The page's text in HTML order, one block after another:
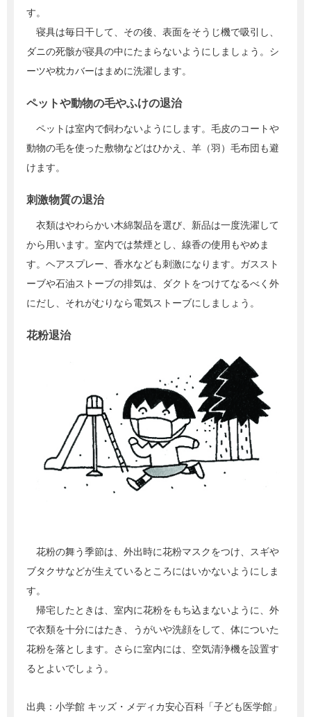
す。
寝具は毎日干して、その後、表面をそうじ機で吸引し、
ダニの死骸が寝具の中にたまらないようにしましょう。シ
ーツや枕カバーはまめに洗濯します。
ペットや動物の毛やふけの退治
ペットは室内で飼わないようにします。毛皮のコートや
動物の毛を使った敷物などはひかえ、羊（羽）毛布団も避
けます。
刺激物質の退治
衣類はやわらかい木綿製品を選び、新品は一度洗濯して
から用います。室内では禁煙とし、線香の使用もやめま
す。ヘアスプレー、香水なども刺激になります。ガススト
ーブや石油ストーブの排気は、ダクトをつけてなるべく外
にだし、それがむりなら電気ストーブにしましょう。
花粉退治
花粉の舞う季節は、外出時に花粉マスクをつけ、スギや
ブタクサなどが生えているところにはいかないようにしま
す。
帰宅したときは、室内に花粉をもち込まないように、外
で衣類を十分にはたき、うがいや洗顔をして、体についた
花粉を落とします。さらに室内には、空気清浄機を設置す
るとよいでしょう。
出典： 小学館 キッズ・メディカ安心百科「子ども医学館」